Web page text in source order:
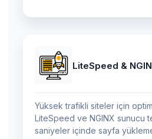
LiteSpeed &
Yüksek trafikli siteler için
LiteSpeed ve NGINX sunucu
saniyeler içinde sayfa